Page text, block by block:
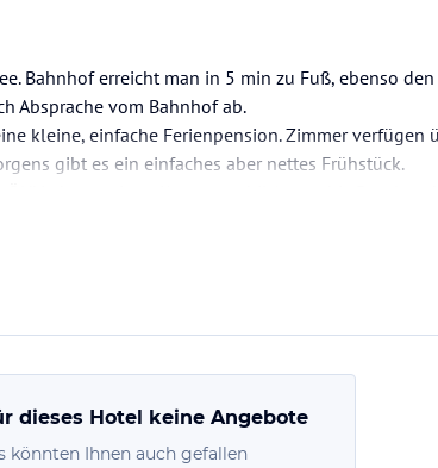
Bahnhof erreicht man in 5 min zu Fuß, ebenso den
Absprache vom Bahnhof ab.
kleine, einfache Ferienpension. Zimmer verfügen
gibt es ein einfaches aber nettes Frühstück.
dieses Hotel keine Angebote
könnten Ihnen auch gefallen